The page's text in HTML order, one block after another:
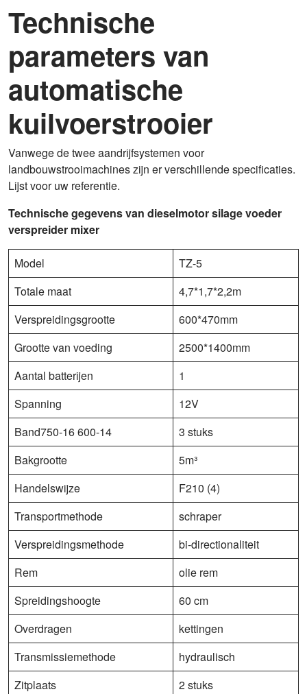
Technische
parameters van
automatische
kuilvoerstrooier
Vanwege de twee aandrijfsystemen voor
landbouwstrooimachines zijn er verschillende specificaties.
Lijst voor uw referentie.
Technische gegevens van dieselmotor silage voeder
verspreider mixer
Model
TZ-5
Totale maat
4,7*1,7*2,2m
Verspreidingsgrootte
600*470mm
Grootte van voeding
2500*1400mm
Aantal batterijen
1
Spanning
12V
Band750-16 600-14
3 stuks
Bakgrootte
5m³
Handelswijze
F210 (4)
Transportmethode
schraper
Verspreidingsmethode
bi-directionaliteit
Rem
olie rem
Spreidingshoogte
60 cm
Overdragen
kettingen
Transmissiemethode
hydraulisch
Zitplaats
2 stuks